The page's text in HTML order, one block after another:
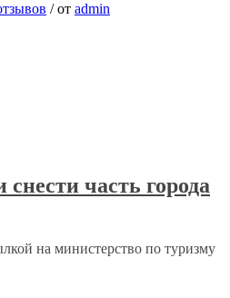
/от admin
часть города
на министерство по туризму